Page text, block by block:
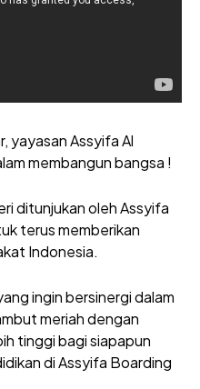
yayasan Assyifa Al
membangun bangsa !
ditunjukan oleh Assyifa
terus memberikan
Indonesia.
ingin bersinergi dalam
meriah dengan
tinggi bagi siapapun
di Assyifa Boarding